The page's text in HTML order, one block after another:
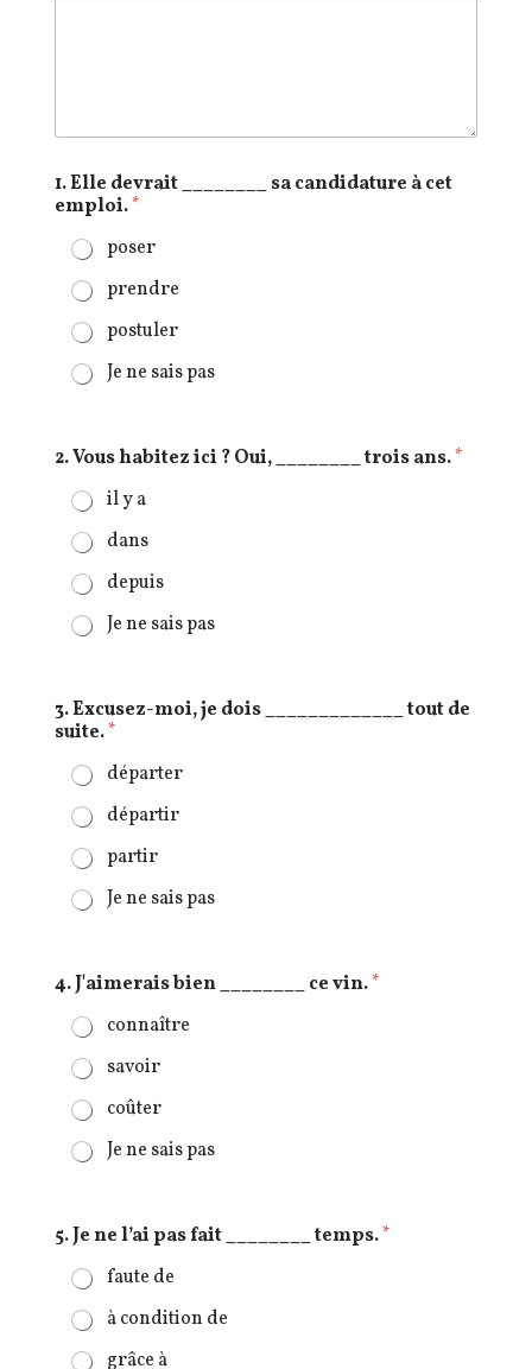
1. Elle devrait ________ sa candidature à cet
emploi.*
poser
prendre
postuler
Je ne sais pas
2. Vous habitez ici ? Oui, ________ trois ans.*
il y a
dans
depuis
Je ne sais pas
3. Excusez-moi, je dois _____________ tout de
suite.*
départer
départir
partir
Je ne sais pas
4. J'aimerais bien ________ ce vin.*
connaître
savoir
coûter
Je ne sais pas
5. Je ne l’ai pas fait ________ temps.*
faute de
à condition de
grâce à